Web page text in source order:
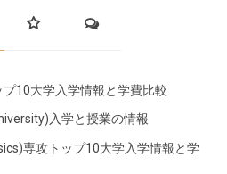
10大学入学情報と学費比較
入学と授業の情報
専攻トップ10大学入学情報と学